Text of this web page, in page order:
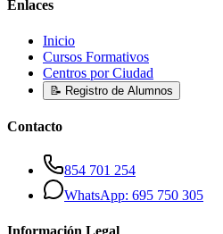
Enlaces
Inicio
Cursos Formativos
Centros por Ciudad
📝 Registro de Alumnos
Contacto
854 701 254
WhatsApp: 695 750 305
Información Legal